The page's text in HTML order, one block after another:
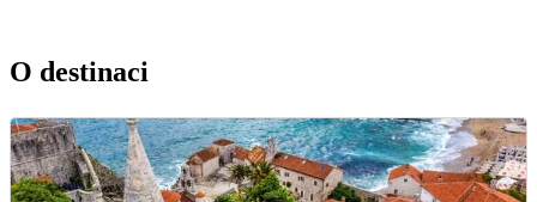
O destinaci